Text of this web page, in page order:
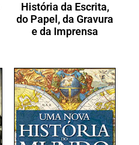
História da Escrita,
do Papel, da Gravura
e da Imprensa